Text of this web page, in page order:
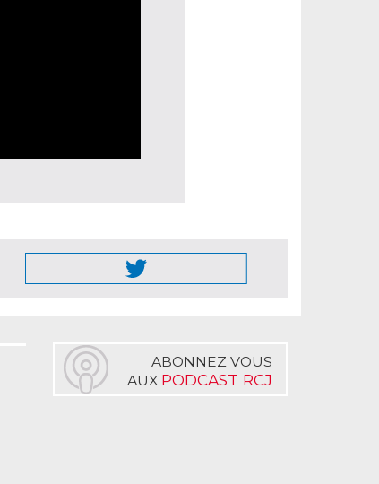
ABONNEZ VOUS
AUX PODCAST RCJ